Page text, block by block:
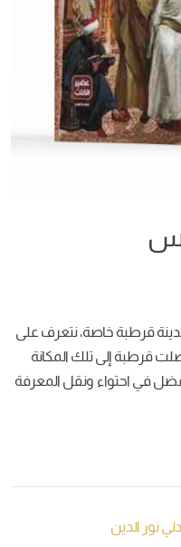
قرطبة خاصة، نتعرف على
قرطبة إلى تلك المكانة
في احتواء ونقل المعرفة
نور الدين